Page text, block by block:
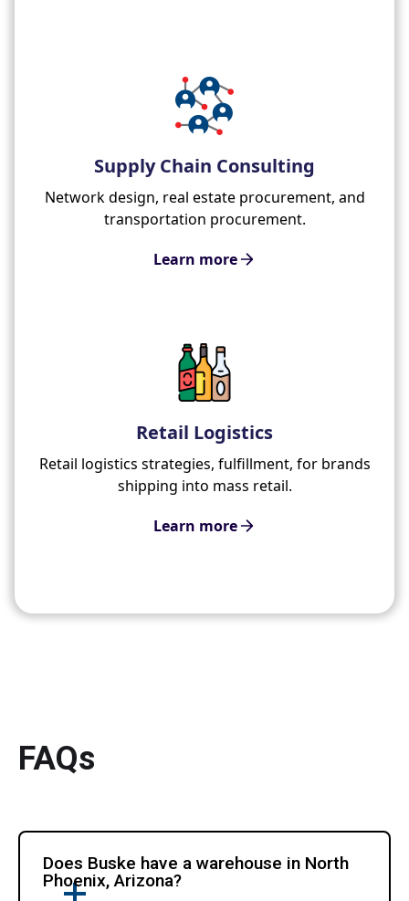
Supply Chain Consulting
Network design, real estate procurement, and
transportation procurement.
Learn more
Retail Logistics
Retail logistics strategies, fulfillment, for brands
shipping into mass retail.
Learn more
FAQs
Does Buske have a warehouse in North
Phoenix, Arizona?